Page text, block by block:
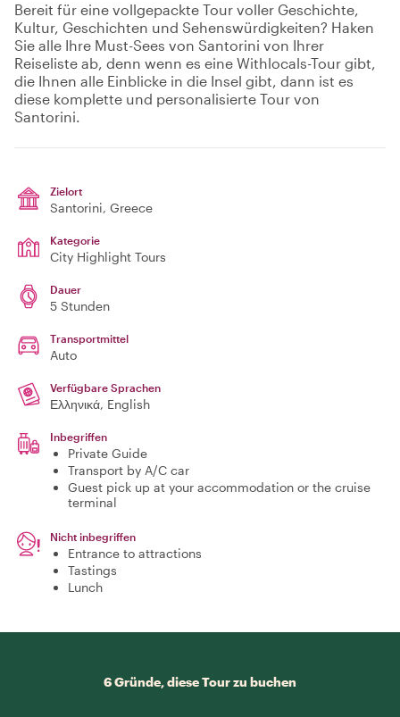
Bereit für eine vollgepackte Tour voller Geschichte,
Kultur, Geschichten und Sehenswürdigkeiten? Haken
Sie alle Ihre Must-Sees von Santorini von Ihrer
Reiseliste ab, denn wenn es eine Withlocals-Tour gibt,
die Ihnen alle Einblicke in die Insel gibt, dann ist es
diese komplette und personalisierte Tour von
Santorini.
Zielort
Santorini, Greece
Kategorie
City Highlight Tours
Dauer
5 Stunden
Transportmittel
Auto
Verfügbare Sprachen
Ελληνικά, English
Inbegriffen
Private Guide
Transport by A/C car
Guest pick up at your accommodation or the cruise
terminal
Nicht inbegriffen
Entrance to attractions
Tastings
Lunch
6 Gründe, diese Tour zu buchen